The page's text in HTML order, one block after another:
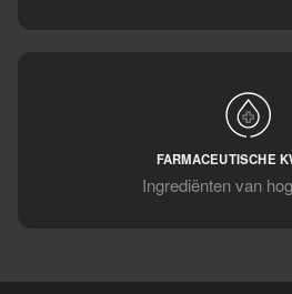
FARMACEUTISCHE
Ingrediënten van